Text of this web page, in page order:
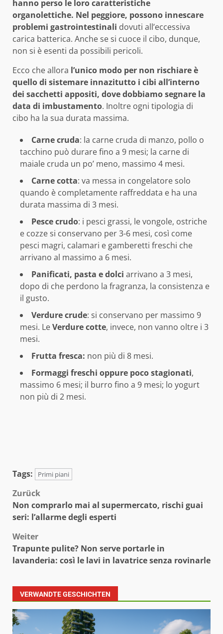
hanno perso le loro caratteristiche
organolettiche. Nel peggiore, possono innescare
problemi gastrointestinali dovuti all’eccessiva
carica batterica. Anche se si cuoce il cibo, dunque,
non si è esenti da possibili pericoli.
Ecco che allora l’unico modo per non rischiare è
quello di sistemare innazitutto i cibi all’interno
dei sacchetti appositi, dove dobbiamo segnare la
data di imbustamento. Inoltre ogni tipologia di
cibo ha la sua durata massima.
Carne cruda: la carne cruda di manzo, pollo o
tacchino può durare fino a 9 mesi; la carne di
maiale cruda un po’ meno, massimo 4 mesi.
Carne cotta: va messa in congelatore solo
quando è completamente raffreddata e ha una
durata massima di 3 mesi.
Pesce crudo: i pesci grassi, le vongole, ostriche
e cozze si conservano per 3-6 mesi, così come
pesci magri, calamari e gamberetti freschi che
arrivano al massimo a 6 mesi.
Panificati, pasta e dolci arrivano a 3 mesi,
dopo di che perdono la fragranza, la consistenza e
il gusto.
Verdure crude: si conservano per massimo 9
mesi. LeVerdure cotte, invece, non vanno oltre i 3
mesi.
Frutta fresca: non più di 8 mesi.
Formaggi freschi oppure poco stagionati,
massimo 6 mesi; il burro fino a 9 mesi; lo yogurt
non più di 2 mesi.
Tags: Primi piani
Beitragsnavigation
Zurück
Non comprarlo mai al supermercato, rischi guai
seri: l’allarme degli esperti
Weiter
Trapunte pulite? Non serve portarle in
lavanderia: così le lavi in lavatrice senza rovinarle
VERWANDTE GESCHICHTEN